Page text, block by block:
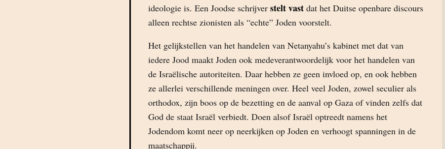
ideologie is. Een Joodse schrijver stelt vast dat het Duitse openbare discours
alleen rechtse zionisten als “echte” Joden voorstelt.
Het gelijkstellen van het handelen van Netanyahu’s kabinet met dat van
iedere Jood maakt Joden ook medeverantwoordelijk voor het handelen van
de Israëlische autoriteiten. Daar hebben ze geen invloed op, en ook hebben
ze allerlei verschillende meningen over. Heel veel Joden, zowel seculier als
orthodox, zijn boos op de bezetting en de aanval op Gaza of vinden zelfs dat
God de staat Israël verbiedt. Doen alsof Israël optreedt namens het
Jodendom komt neer op neerkijken op Joden en verhoogt spanningen in de
maatschappij.